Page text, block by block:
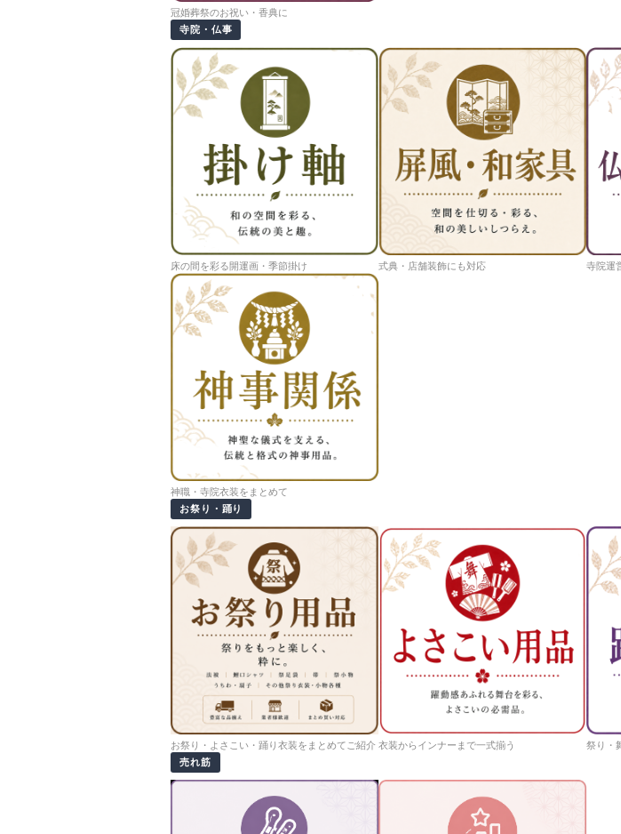
冠婚葬祭のお祝い・香典に
寺院・仏事
床の間を彩る開運画・季節掛け 式典・店舗装飾にも対応 寺院運
神職・寺院衣装をまとめて
お祭り・踊り
お祭り・よさこい・踊り衣装をまとめてご紹介 衣装からインナーまで一式揃う
祭り・
売れ筋